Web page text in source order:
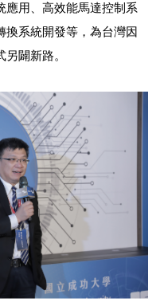
應用、高效能馬達控制系
換系統開發等，為台灣因
闢新路。